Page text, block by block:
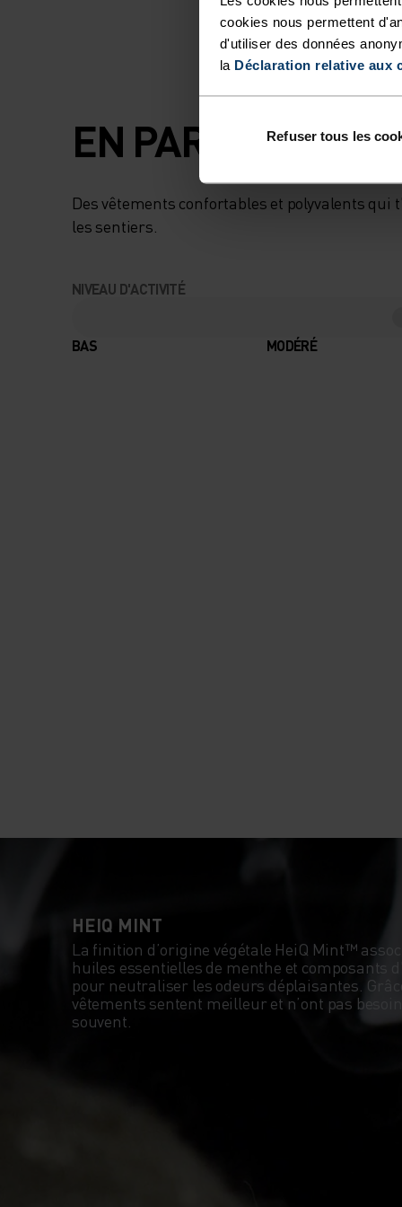
cookies nous permettent
d'utiliser des données
la Déclaration relative aux
Refuser tous les
EN PARFAITE
Des vêtements confortables et polyvalents
les sentiers.
NIVEAU D'ACTIVITÉ
BAS MODÉRÉ
HEIQ MINT
La finition d’origine végétale HeiQ Mint™
huiles essentielles de menthe et composants
pour neutraliser les odeurs déplaisantes.
vêtements sentent meilleur et n’ont pas
souvent.